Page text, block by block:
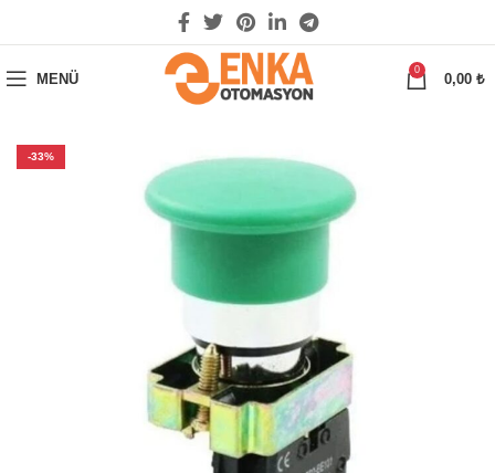
MENÜ
0
0,00 ₺
-33%